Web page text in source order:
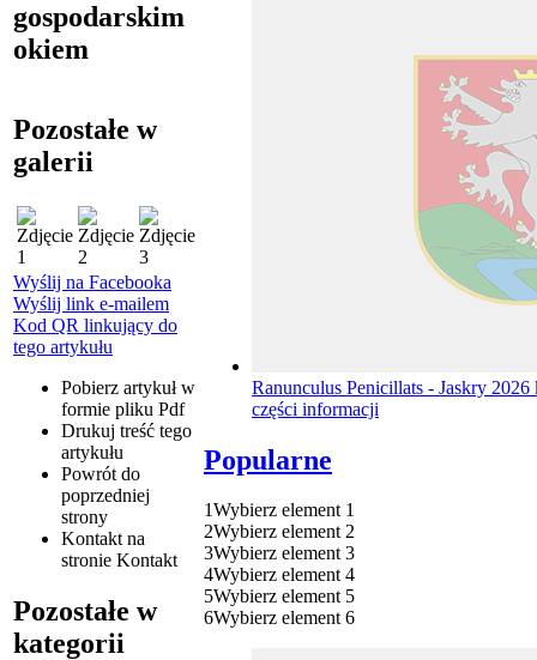
gospodarskim
okiem
Pozostałe w
galerii
Wyślij na Facebooka
Wyślij link e-mailem
Kod QR linkujący do
tego artykułu
Pobierz artykuł w
formie pliku Pdf
Drukuj treść tego
artykułu
Powrót do
poprzedniej
strony
Kontakt na
stronie Kontakt
Pozostałe w
kategorii
Ranunculus Penicillats - Jaskry 2026
części informacji
Popularne
1Wybierz element 1
2Wybierz element 2
3Wybierz element 3
4Wybierz element 4
5Wybierz element 5
6Wybierz element 6